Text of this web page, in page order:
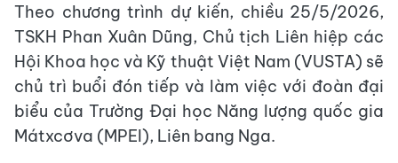
Theo chương trình dự kiến, chiều 25/5/2026,
TSKH Phan Xuân Dũng, Chủ tịch Liên hiệp các
Hội Khoa học và Kỹ thuật Việt Nam (VUSTA) sẽ
chủ trì buổi đón tiếp và làm việc với đoàn đại
biểu của Trường Đại học Năng lượng quốc gia
Mátxcơva (MPEI), Liên bang Nga.